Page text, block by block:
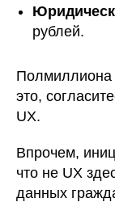
рублей.
Полмиллиона
это,
UX.
Впрочем,
что не UX
данных